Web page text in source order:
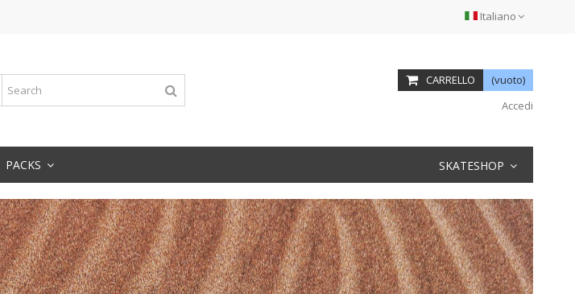
Italiano
CARRELLO
(vuoto)
Accedi
PACKS SKATESHOP